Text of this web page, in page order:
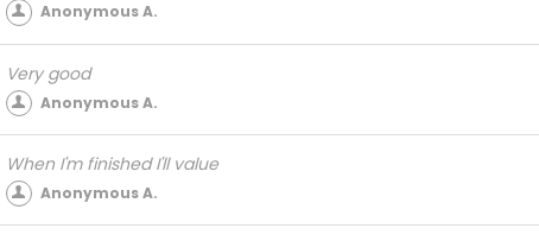
Anonymous A.
Very good
Anonymous A.
When I'm finished I'll value
Anonymous A.